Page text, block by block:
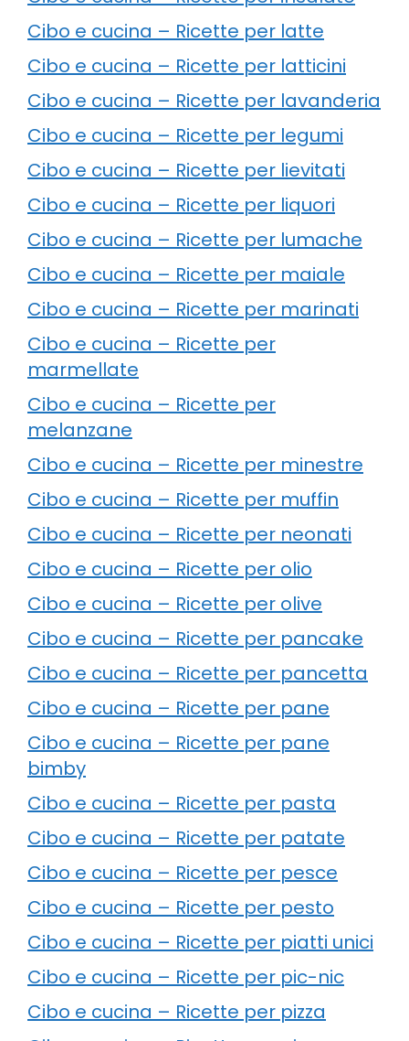
Cibo e cucina – Ricette per latte
Cibo e cucina – Ricette per latticini
Cibo e cucina – Ricette per lavanderia
Cibo e cucina – Ricette per legumi
Cibo e cucina – Ricette per lievitati
Cibo e cucina – Ricette per liquori
Cibo e cucina – Ricette per lumache
Cibo e cucina – Ricette per maiale
Cibo e cucina – Ricette per marinati
Cibo e cucina – Ricette per
marmellate
Cibo e cucina – Ricette per
melanzane
Cibo e cucina – Ricette per minestre
Cibo e cucina – Ricette per muffin
Cibo e cucina – Ricette per neonati
Cibo e cucina – Ricette per olio
Cibo e cucina – Ricette per olive
Cibo e cucina – Ricette per pancake
Cibo e cucina – Ricette per pancetta
Cibo e cucina – Ricette per pane
Cibo e cucina – Ricette per pane
bimby
Cibo e cucina – Ricette per pasta
Cibo e cucina – Ricette per patate
Cibo e cucina – Ricette per pesce
Cibo e cucina – Ricette per pesto
Cibo e cucina – Ricette per piatti unici
Cibo e cucina – Ricette per pic-nic
Cibo e cucina – Ricette per pizza